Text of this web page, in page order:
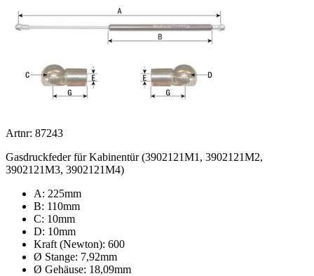
Artnr: 87243
Gasdruckfeder für Kabinentür (3902121M1, 3902121M2,
3902121M3, 3902121M4)
A: 225mm
B: 110mm
C: 10mm
D: 10mm
Kraft (Newton): 600
Ø Stange: 7,92mm
Ø Gehäuse: 18,09mm